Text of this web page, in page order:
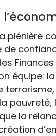
plénière
de
équipe:
pauvreté,
la